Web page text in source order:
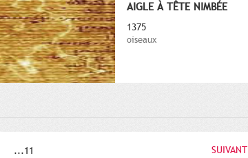
AIGLE À TÊTE NIMBÉE
1375
oiseaux
...11 SUIVANT